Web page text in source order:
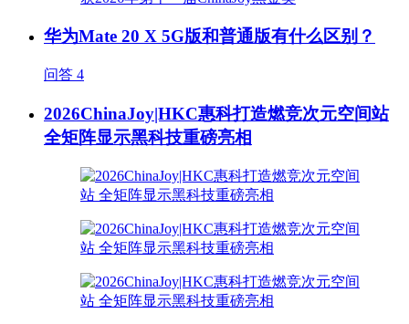
华为Mate 20 X 5G版和普通版有什么区别？
问答 4
2026ChinaJoy|HKC惠科打造燃竞次元空间站
全矩阵显示黑科技重磅亮相